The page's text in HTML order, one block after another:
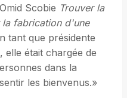
Scobie Trouver la
fabrication d'une
tant que présidente
elle était chargée de
dans la
les bienvenus.»